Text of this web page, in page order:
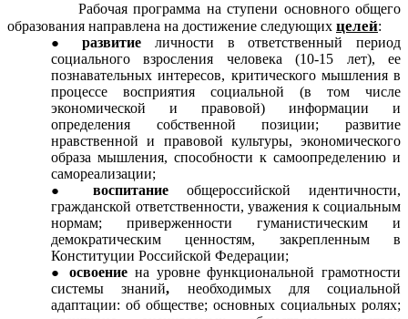
Рабочая программа на ступени основного общего
образования направлена на достижение следующих целей:
развитиеличности в ответственный период
социального взросления человека (10-15 лет), ее
познавательных интересов, критического мышления в
процессе восприятия социальной (в том числе
экономической и правовой) информации и
определения собственной позиции; развитие
нравственной и правовой культуры, экономического
образа мышления, способности к самоопределению и
самореализации;
воспитаниеобщероссийской идентичности,
гражданской ответственности, уважения к социальным
нормам; приверженности гуманистическим и
демократическим ценностям, закрепленным в
Конституции Российской Федерации;
освоениена уровне функциональной грамотности
системы знаний, необходимых для социальной
адаптации: об обществе; основных социальных ролях;